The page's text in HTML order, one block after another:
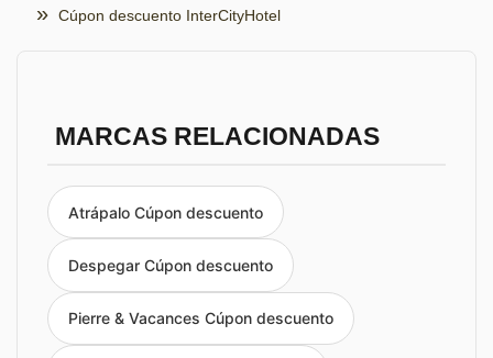
Cúpon descuento InterCityHotel
MARCAS RELACIONADAS
Atrápalo Cúpon descuento
Despegar Cúpon descuento
Pierre & Vacances Cúpon descuento